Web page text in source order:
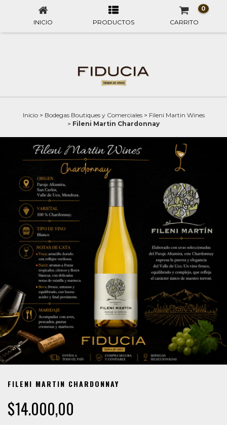
INICIO PRODUCTOS CARRITO
0
Inicio > Bodegas Boutiques y Comerciales > Fileni Martin Wines
> Fileni Martin Chardonnay
FILENI MARTIN CHARDONNAY
$14.000,00